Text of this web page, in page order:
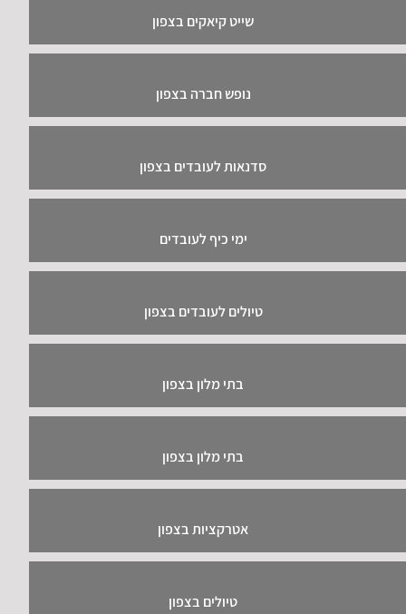
שייט קיאקים בצפון
נופש חברה בצפון
סדנאות לעובדים בצפון
ימי כיף לעובדים
טיולים לעובדים בצפון
בתי מלון בצפון
בתי מלון בצפון
אטרקציות בצפון
טיולים בצפון